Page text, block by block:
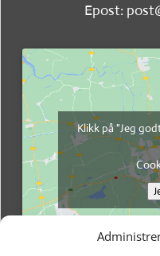
Epost:
Klikk på "Jeg